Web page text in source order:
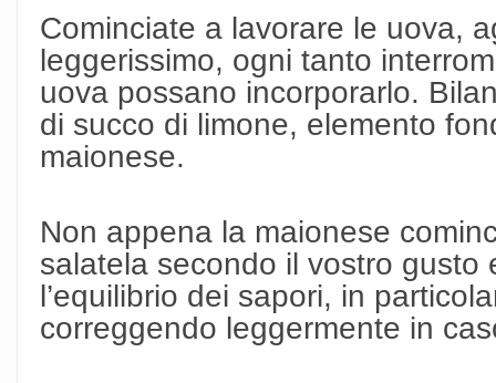
Cominciate a lavorare le uova,
leggerissimo, ogni tanto
uova possano incorporarlo.
di succo di limone, elemento
maionese.
Non appena la maionese
salatela secondo il vostro
l’equilibrio dei sapori, in
correggendo leggermente in